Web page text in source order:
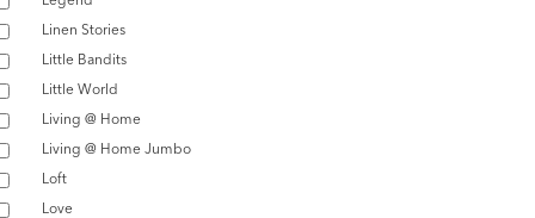
Linen Stories
Little Bandits
Little World
Living @ Home
Living @ Home Jumbo
Loft
Love